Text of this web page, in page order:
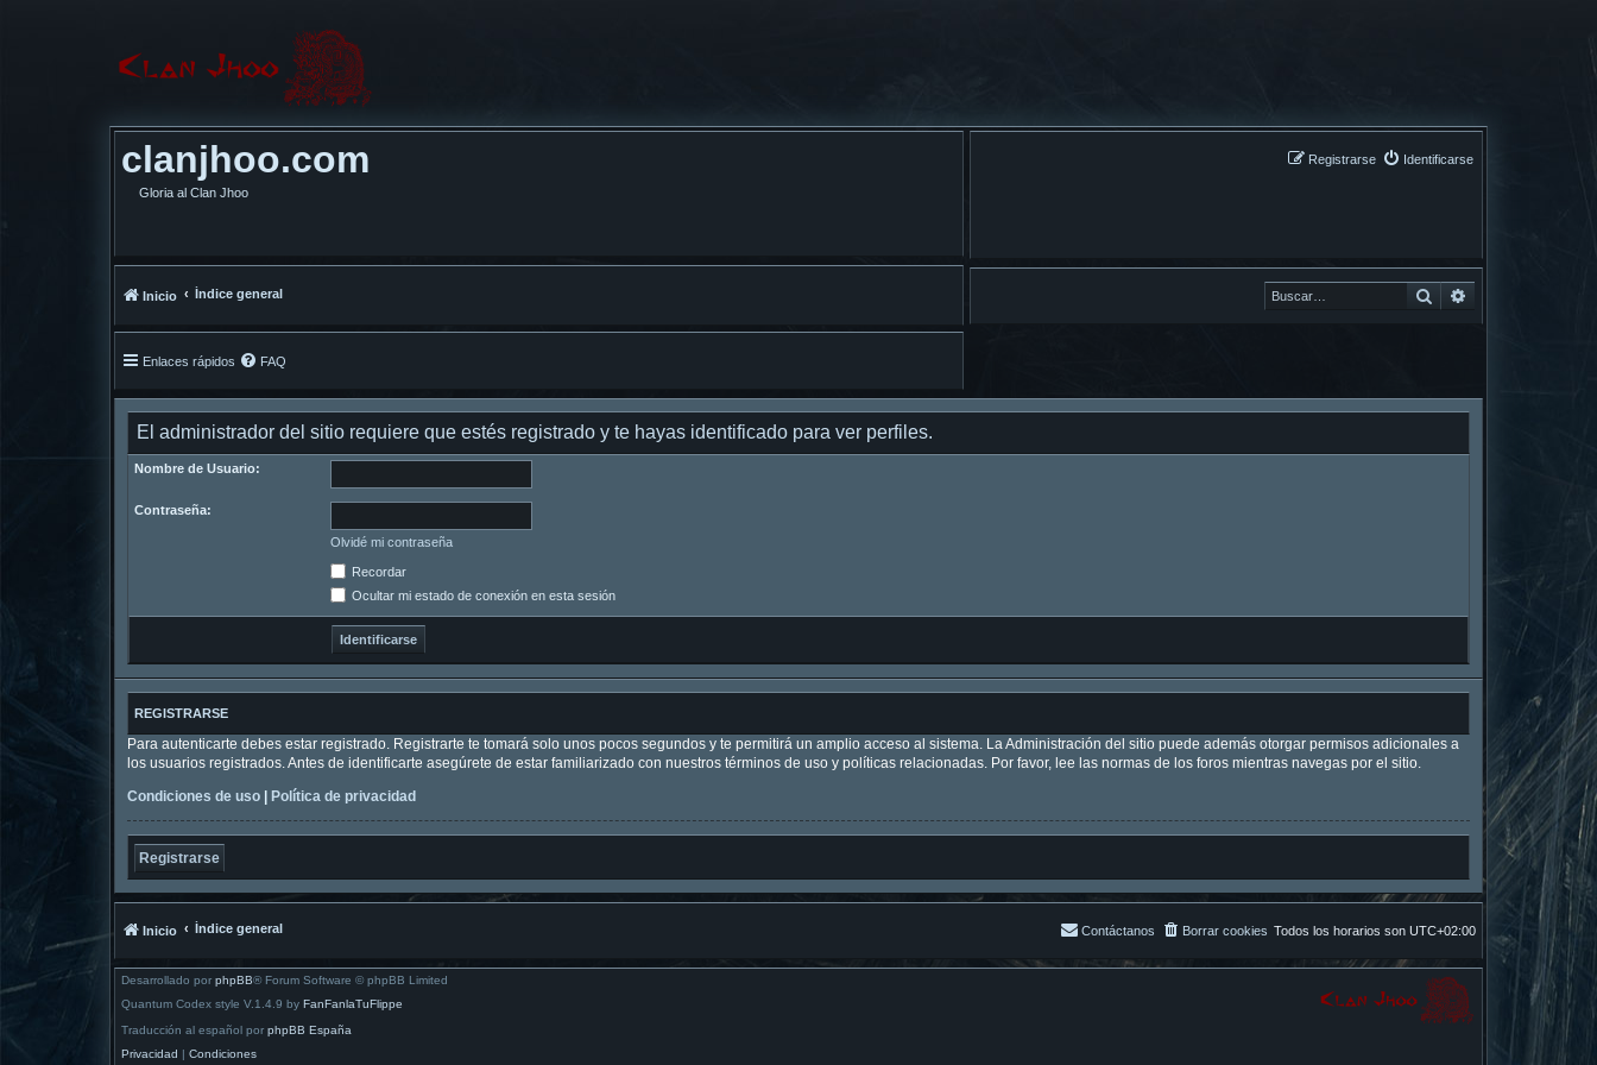
clanjhoo.com
Gloria al Clan Jhoo
Identificarse
Registrarse
Buscar
Inicio Índice general
Enlaces rápidos FAQ
El administrador del sitio requiere que estés registrado y te hayas identificado para ver perfiles.
Nombre de Usuario:
Contraseña:
Olvidé mi contraseña
Recordar
Ocultar mi estado de conexión en esta sesión
REGISTRARSE
Para autenticarte debes estar registrado. Registrarte te tomará solo unos pocos segundos y te permitirá un amplio acceso al sistema. La Administración del sitio puede además otorgar permisos adicionales a
los usuarios registrados. Antes de identificarte asegúrete de estar familiarizado con nuestros términos de uso y políticas relacionadas. Por favor, lee las normas de los foros mientras navegas por el sitio.
Condiciones de uso
Política de privacidad
Registrarse
Inicio Índice general Todos los horarios son UTC+02:00
Borrar cookies
Contáctanos
Desarrollado por phpBB® Forum Software © phpBB Limited
Quantum Codex style V.1.4.9 by FanFanlaTuFlippe
Traducción al español por phpBB España
Privacidad | Condiciones